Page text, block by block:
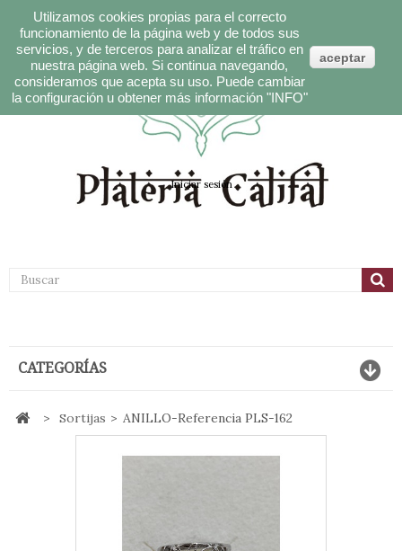
Español
Iniciar sesión
Carrito:
CATEGORÍAS
> Sortijas > ANILLO-Referencia PLS-162
Utilizamos cookies propias para el correcto
funcionamiento de la página web y de todos sus
servicios, y de terceros para analizar el tráfico en
nuestra página web. Si continua navegando,
consideramos que acepta su uso. Puede cambiar
la configuración u obtener más información "INFO"
aceptar